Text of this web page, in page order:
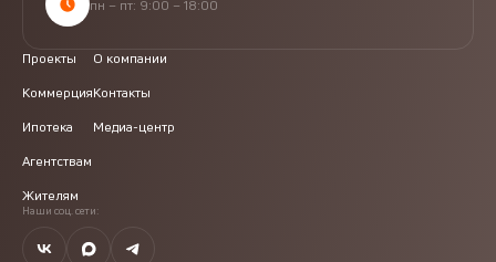
пн – пт: 9:00 – 18:00
Проекты
Коммерция
Ипотека
Агентствам
Жителям
О компании
Контакты
Медиа-центр
Наши соц. сети: